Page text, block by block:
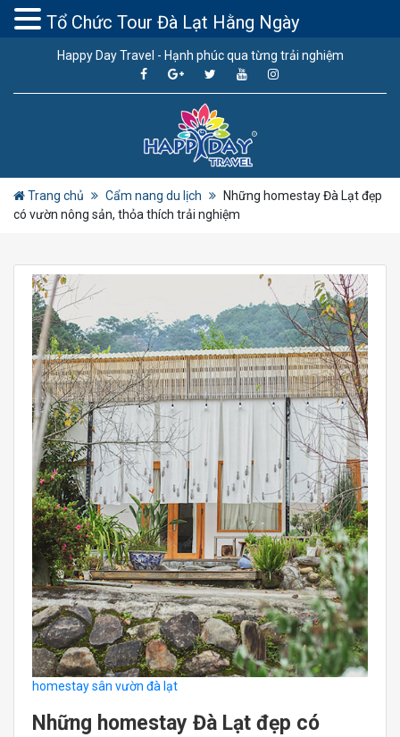
Happy Day Travel - Hạnh phúc qua từng trải nghiệm
Trang chủ Cẩm nang du lịch
Những homestay Đà Lạt đẹp
có vườn nông sản, thỏa thích trải nghiệm
homestay sân vườn đà lạt
Những homestay Đà Lạt đẹp có
Tổ Chức Tour Đà Lạt Hằng Ngày